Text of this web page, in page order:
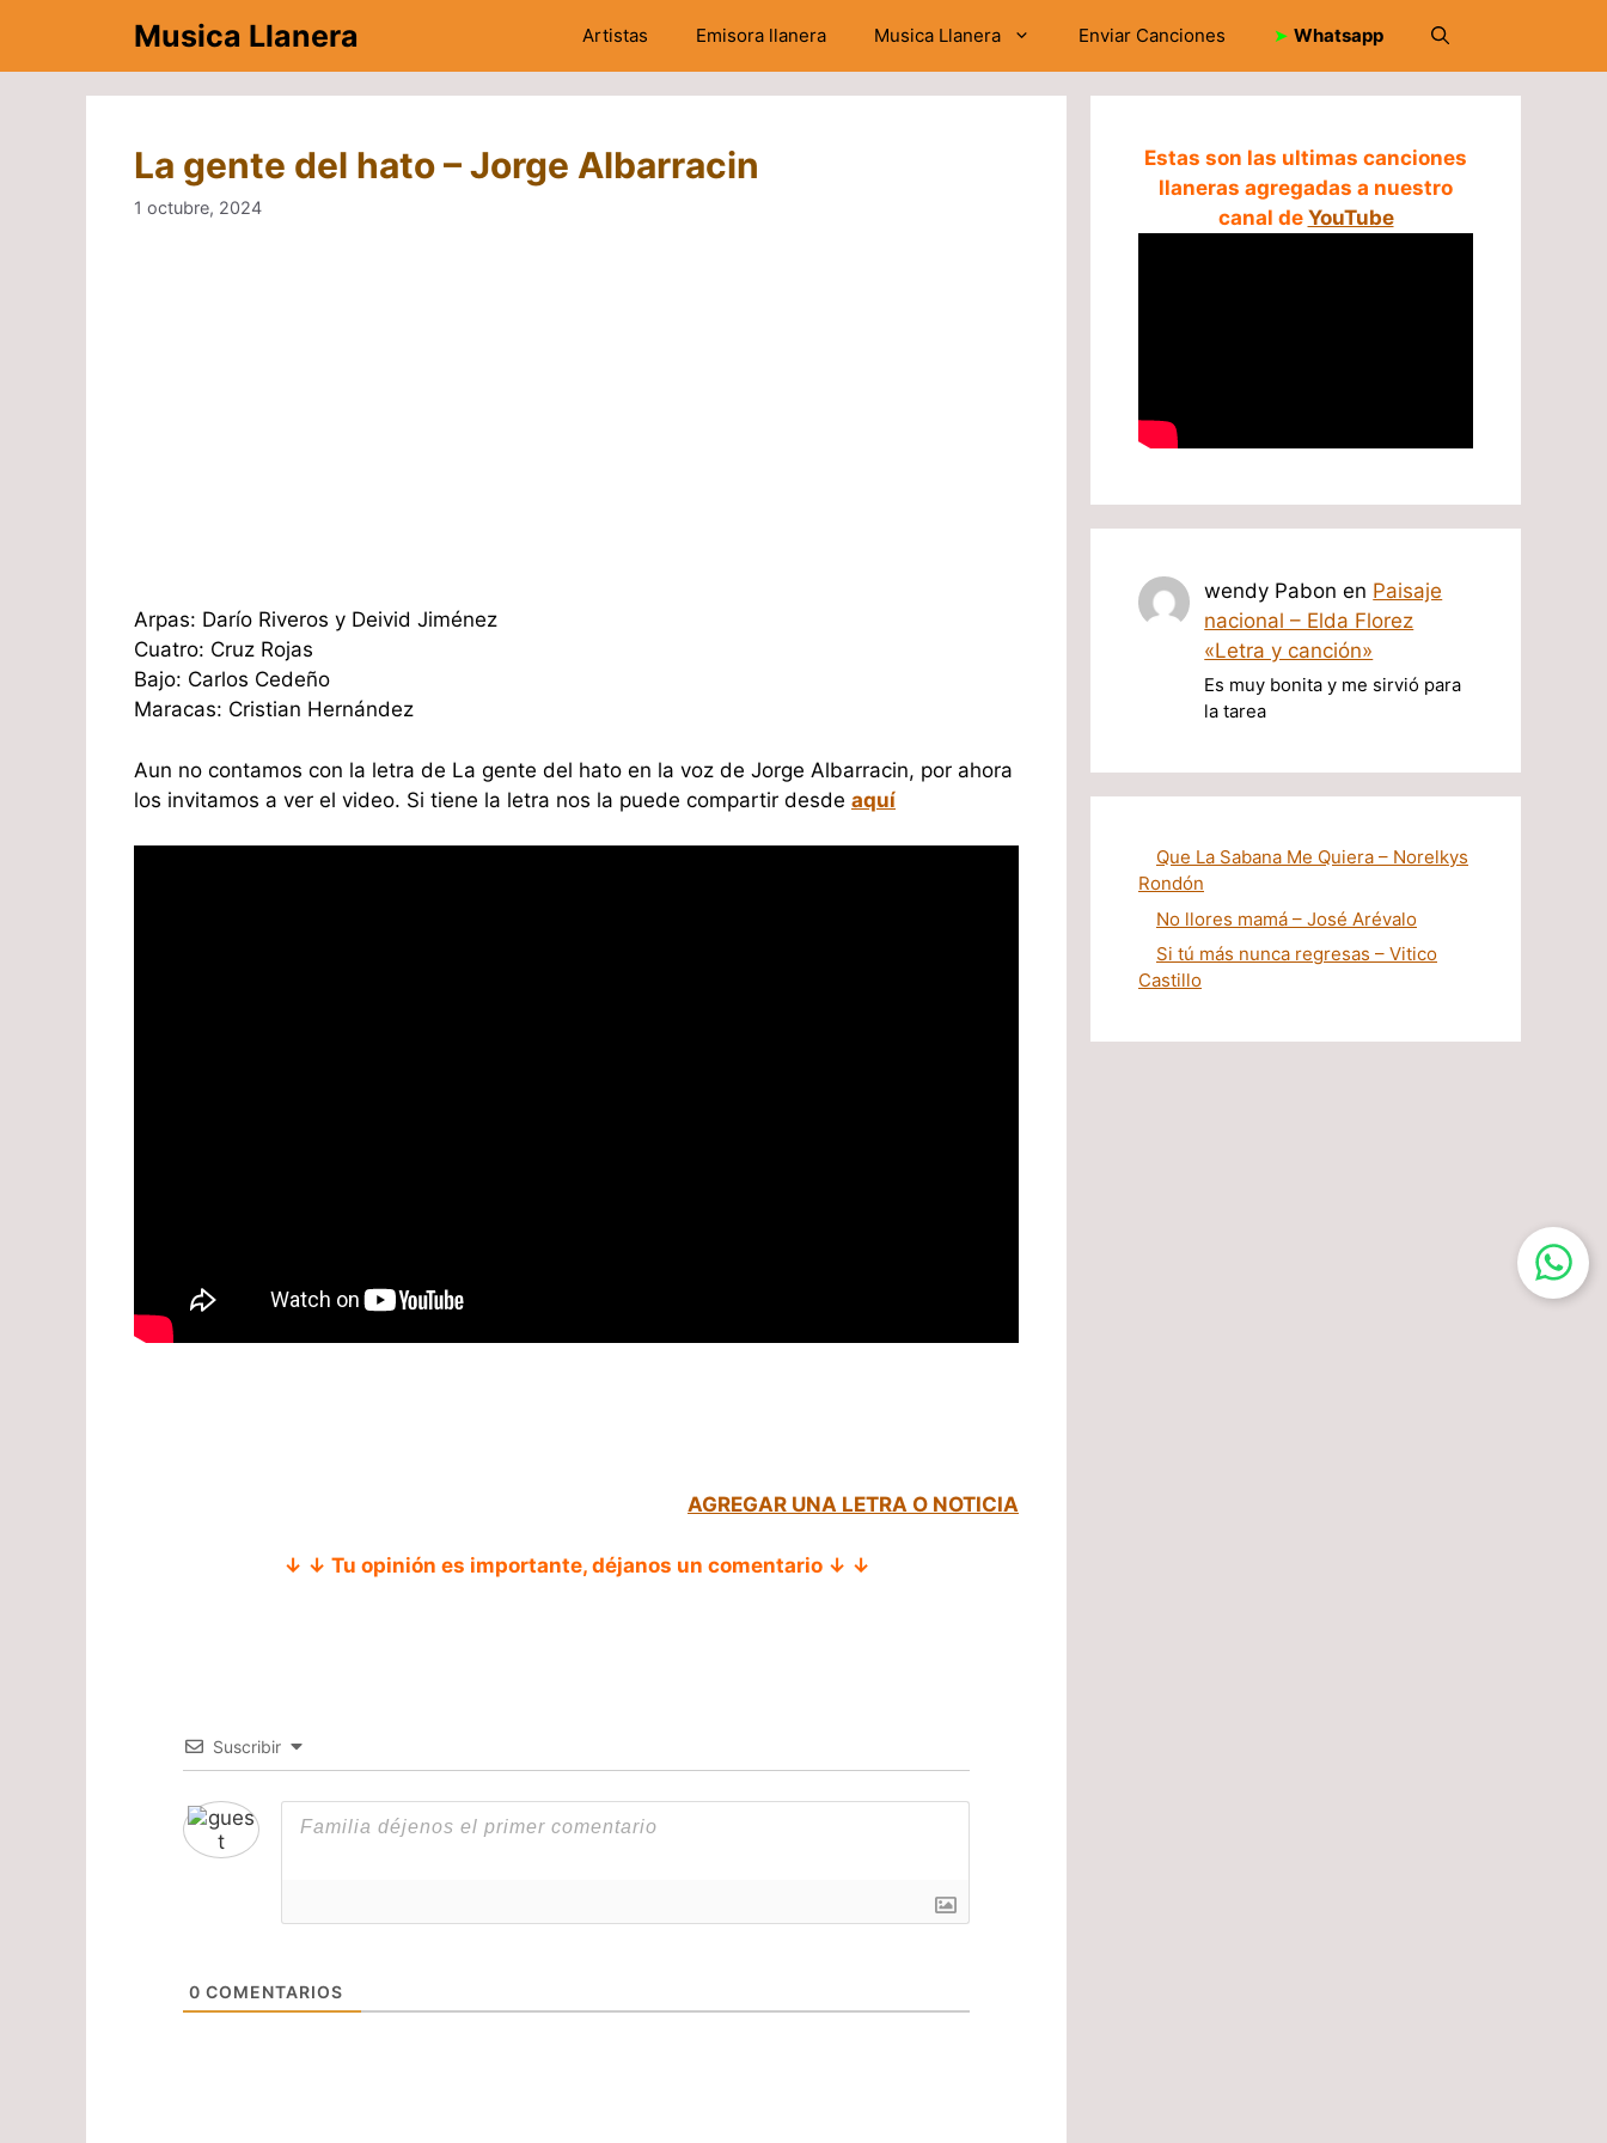
contenido
Musica Llanera Artistas Emisora llanera Musica Llanera Enviar Canciones ➤ Whatsapp
La gente del hato – Jorge Albarracin
1 octubre, 2024
Arpas: Darío Riveros y Deivid Jiménez
Cuatro: Cruz Rojas
Bajo: Carlos Cedeño
Maracas: Cristian Hernández
Aun no contamos con la letra de La gente del hato en la voz de Jorge Albarracin, por ahora
los invitamos a ver el video. Si tiene la letra nos la puede compartir desde aquí
AGREGAR UNA LETRA O NOTICIA
↓ ↓ Tu opinión es importante, déjanos un comentario ↓ ↓
Suscribir
0 COMENTARIOS
Estas son las ultimas canciones
llaneras agregadas a nuestro
canal de YouTube
wendy Pabon en Paisaje
nacional – Elda Florez
«Letra y canción»
Es muy bonita y me sirvió para
la tarea
Que La Sabana Me Quiera – Norelkys
Rondón
No llores mamá – José Arévalo
Si tú más nunca regresas – Vitico
Castillo